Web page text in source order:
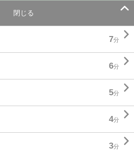
閉じる 
7分 
6分 
5分 
4分 
3分 